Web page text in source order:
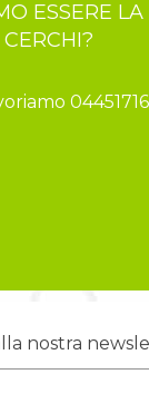
ESSERE
nostra